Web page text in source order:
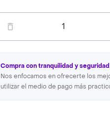
1
Compra con tranquilidad y
Nos enfocamos en ofrecerte los
utilizar el medio de pago más